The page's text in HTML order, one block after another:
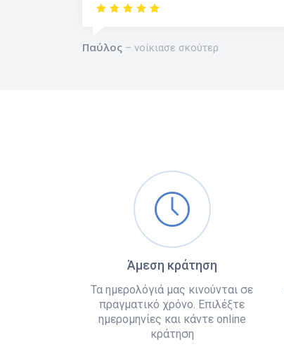
Παύλος νοίκιασε σκούτερ
Άμεση κράτηση
Τα ημερολόγιά μας κινούνται σε
πραγματικό χρόνο. Επιλέξτε
ημερομηνίες και κάντε online
κράτηση